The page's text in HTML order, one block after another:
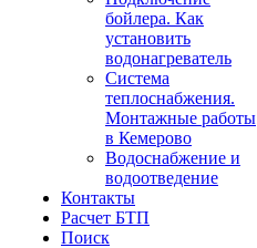
бойлера. Как
установить
водонагреватель
Система
теплоснабжения.
Монтажные работы
в Кемерово
Водоснабжение и
водоотведение
Контакты
Расчет БТП
Поиск